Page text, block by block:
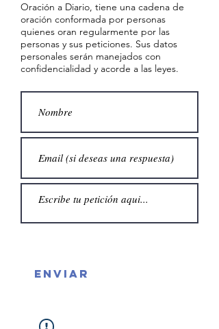
Oración a Diario, tiene una cadena de
oración conformada por personas
quienes oran regularmente por las
personas y sus peticiones. Sus datos
personales serán manejados con
confidencialidad y acorde a las leyes.
Enviar